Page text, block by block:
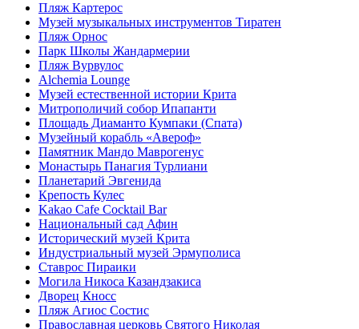
Пляж Картерос
Музей музыкальных инструментов Тиратен
Пляж Орнос
Парк Школы Жандармерии
Пляж Вурвулос
Alchemia Lounge
Музей естественной истории Крита
Митрополичий собор Ипапанти
Площадь Диаманто Кумпаки (Спата)
Музейный корабль «Авероф»
Памятник Мандо Маврогенус
Монастырь Панагия Турлиани
Планетарий Эвгенида
Крепость Кулес
Kakao Cafe Cocktail Bar
Национальный сад Афин
Исторический музей Крита
Индустриальный музей Эрмуполиса
Ставрос Пираики
Могила Никоса Казандзакиса
Дворец Кносс
Пляж Агиос Состис
Православная церковь Святого Николая